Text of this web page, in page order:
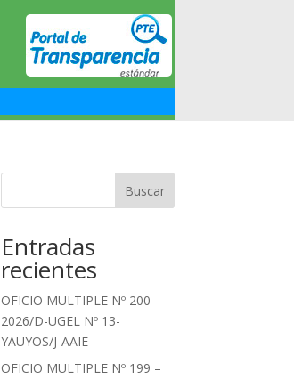
Buscar
Entradas
recientes
OFICIO MULTIPLE Nº 200 –
2026/D-UGEL Nº 13-
YAUYOS/J-AAIE
OFICIO MULTIPLE Nº 199 –